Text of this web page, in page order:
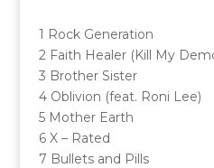
1 Rock Generation
2 Faith Healer (Kill My
3 Brother Sister
4 Oblivion (feat. Roni Lee)
5 Mother Earth
6 X – Rated
7 Bullets and Pills